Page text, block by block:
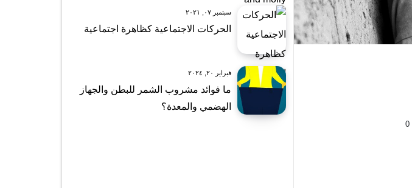
0
سبتمبر ٠٧, ٢٠٢١
الحركات الاجتماعية كظاهرة اجتماعية
فبراير ٢٠, ٢٠٢٤
ما فوائد مشروب الشمر للبطن والجهاز
الهضمي والمعدة؟